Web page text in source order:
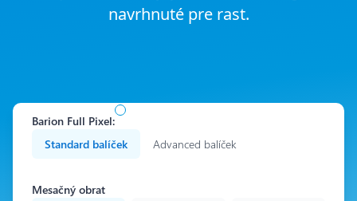
navrhnuté pre rast.
Barion Full Pixel:
Standard balíček
Advanced balíček
Mesačný obrat